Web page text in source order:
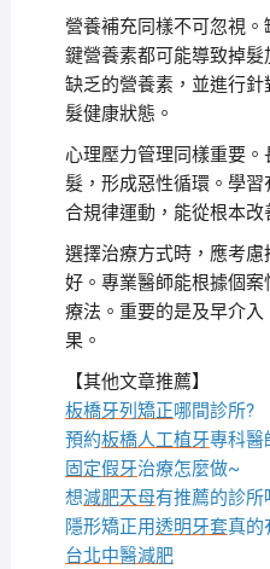
營養補充同樣不可忽視
鍵營養素都可能導致掉
缺乏的營養素，並進行
髮健康狀態。
心理壓力管理同樣重要
髮，形成惡性循環。學
合規律運動，能從根本改
選擇治療方式時，應考
好。專業醫師能根據個
療法。重要的是及早介
果。
【其他文章推薦】
板橋牙列矯正哪間診所?
預約板橋人工植牙專科醫
固定假牙治療怎麼做~
想減肥天母有推薦的診所
隱形矯正用透明牙套真的
台北中醫減肥